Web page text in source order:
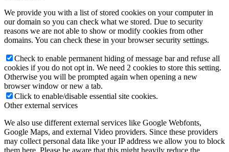
We provide you with a list of stored cookies on your computer in
our domain so you can check what we stored. Due to security
reasons we are not able to show or modify cookies from other
domains. You can check these in your browser security settings.
Check to enable permanent hiding of message bar and refuse all
cookies if you do not opt in. We need 2 cookies to store this setting.
Otherwise you will be prompted again when opening a new
browser window or new a tab.
Click to enable/disable essential site cookies.
Other external services
We also use different external services like Google Webfonts,
Google Maps, and external Video providers. Since these providers
may collect personal data like your IP address we allow you to block
them here. Please be aware that this might heavily reduce the